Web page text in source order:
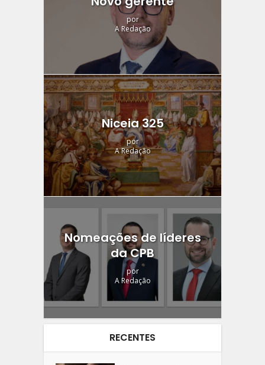
por
A Redação
Niceia 325
por
A Redação
Nomeações de líderes
da CPB
por
A Redação
RECENTES